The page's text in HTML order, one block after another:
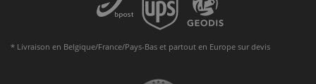
* Livraison en Belgique/France/Pays-Bas et partout en Europe sur devis